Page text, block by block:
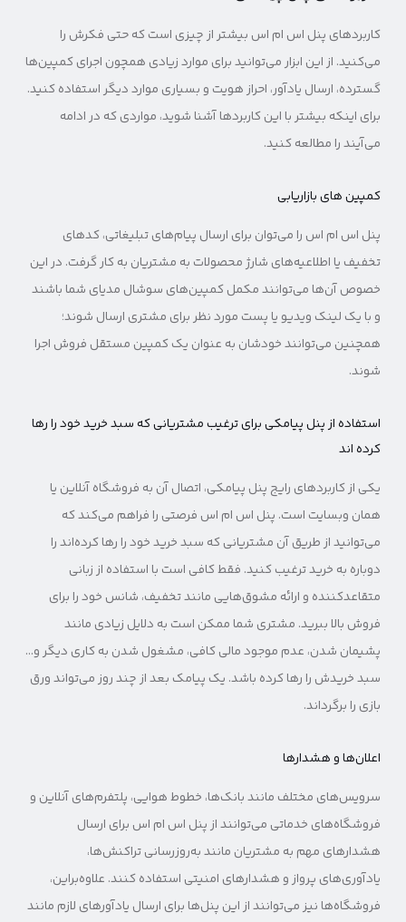
کاربردهای پنل اس ام اس بیشتر از چیزی است که حتی فکرش را
می‌کنید. از این ابزار می‌توانید برای موارد زیادی همچون اجرای کمپین‌ها
گسترده، ارسال یادآور، احراز هویت و بسیاری موارد دیگر استفاده کنید.
برای اینکه بیشتر با این کاربردها آشنا شوید، مواردی که در ادامه
می‌آیند را مطالعه کنید.
کمپین های بازاریابی
پنل اس ام اس را می‌توان برای ارسال پیام‌های تبلیغاتی، کدهای
تخفیف یا اطلاعیه‌های شارژ محصولات به مشتریان به کار گرفت. در این
خصوص آن‌ها می‌توانند مکمل کمپین‌های سوشال مدیای شما باشند
و با یک لینک ویدیو یا پست مورد نظر برای مشتری ارسال شوند؛
همچنین می‌توانند خودشان به عنوان یک کمپین مستقل فروش اجرا
شوند.
استفاده از پنل پیامکی برای ترغیب مشتریانی که سبد خرید خود را رها
کرده اند
یکی از کاربردهای رایج پنل پیامکی، اتصال آن به فروشگاه آنلاین یا
همان وبسایت است. پنل اس ام اس فرصتی را فراهم می‌کند که
می‌توانید از طریق آن مشتریانی که سبد خرید خود را رها کرده‌اند را
دوباره به خرید ترغیب کنید. فقط کافی‌ است با استفاده از زبانی
متقاعدکننده و ارائه مشوق‌هایی مانند تخفیف، شانس خود را برای
فروش بالا ببرید. مشتری شما ممکن است به دلایل زیادی مانند
پشیمان شدن، عدم موجود مالی کافی، مشغول شدن به کاری دیگر و…
سبد خریدش را رها کرده باشد. یک پیامک بعد از چند روز می‌تواند ورق
بازی را برگرداند.
اعلان‌ها و هشدارها
سرویس‌های مختلف مانند بانک‌ها، خطوط هوایی، پلتفرم‌های آنلاین و
فروشگاه‌های خدماتی می‌توانند از پنل اس ام اس برای ارسال
هشدارهای مهم به مشتریان مانند به‌روزرسانی تراکنش‌ها،
یادآوری‌های پرواز و هشدارهای امنیتی استفاده کنند. علاوه‌براین،
فروشگاه‌ها نیز می‌توانند از این پنل‌ها برای ارسال یادآورهای لازم مانند